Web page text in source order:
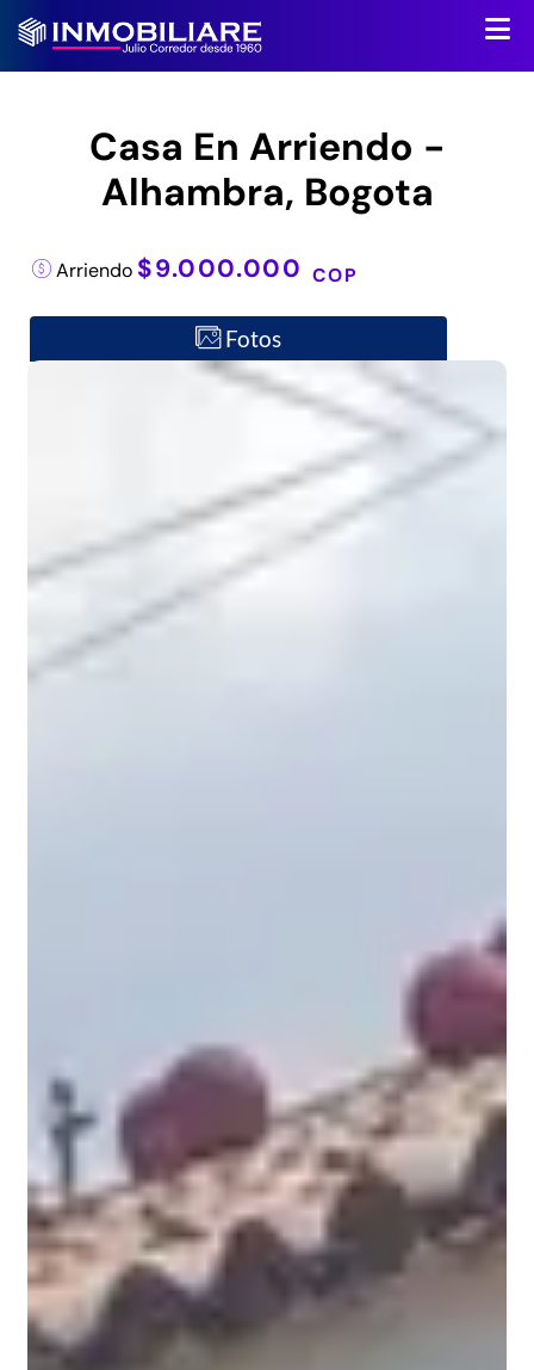
Casa En Arriendo -
Alhambra, Bogota
Arriendo $9.000.000 COP
Fotos